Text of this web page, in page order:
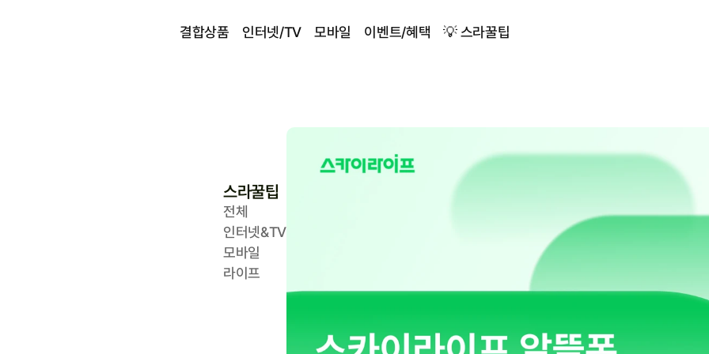
결합상품 인터넷/TV 모바일 이벤트/혜택 💡 스라꿀팁
스라꿀팁
전체
인터넷&TV
모바일
라이프